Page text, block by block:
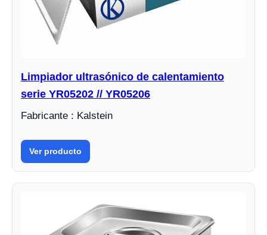
Limpiador ultrasónico de calentamiento
serie YR05202 // YR05206
Fabricante : Kalstein
Ver producto